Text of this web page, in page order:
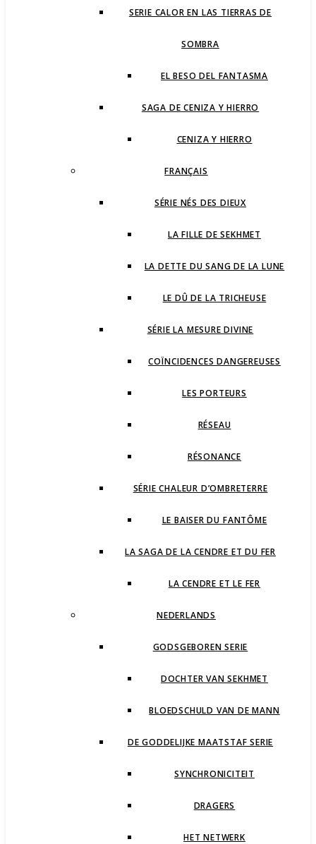
SERIE CALOR EN LAS TIERRAS DE
SOMBRA
EL BESO DEL FANTASMA
SAGA DE CENIZA Y HIERRO
CENIZA Y HIERRO
FRANÇAIS
SÉRIE NÉS DES DIEUX
LA FILLE DE SEKHMET
LA DETTE DU SANG DE LA LUNE
LE DÛ DE LA TRICHEUSE
SÉRIE LA MESURE DIVINE
COÏNCIDENCES DANGEREUSES
LES PORTEURS
RÉSEAU
RÉSONANCE
SÉRIE CHALEUR D’OMBRETERRE
LE BAISER DU FANTÔME
LA SAGA DE LA CENDRE ET DU FER
LA CENDRE ET LE FER
NEDERLANDS
GODSGEBOREN SERIE
DOCHTER VAN SEKHMET
BLOEDSCHULD VAN DE MANN
DE GODDELIJKE MAATSTAF SERIE
SYNCHRONICITEIT
DRAGERS
HET NETWERK